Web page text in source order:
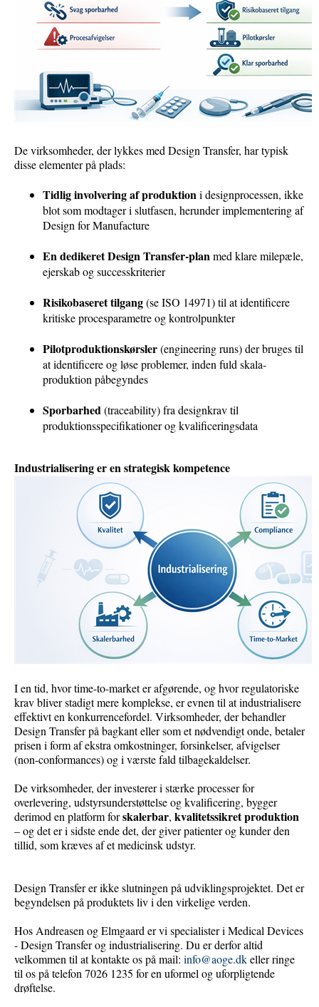
De virksomheder, der lykkes med Design Transfer, har typisk
disse elementer på plads:
Tidlig involvering af produktioni designprocessen, ikke
blot som modtager i slutfasen, herunder implementering af
Design for Manufacture
En dedikeret Design Transfer-planmed klare milepæle,
ejerskab og successkriterier
Risikobaseret tilgang(se ISO 14971) til at identificere
kritiske procesparametre og kontrolpunkter
Pilotproduktionskørsler(engineering runs) der bruges til
at identificere og løse problemer, inden fuld skala-
produktion påbegyndes
Sporbarhed(traceability) fra designkrav til
produktionsspecifikationer og kvalificeringsdata
Industrialisering er en strategisk kompetence
I en tid, hvor time-to-market er afgørende, og hvor regulatoriske
krav bliver stadigt mere komplekse, er evnen til at industrialisere
effektivt en konkurrencefordel. Virksomheder, der behandler
Design Transfer på bagkant eller som et nødvendigt onde, betaler
prisen i form af ekstra omkostninger, forsinkelser, afvigelser
(non-conformances) og i værste fald tilbagekaldelser.
De virksomheder, der investerer i stærke processer for
overlevering, udstyrs­understøttelse og kvalificering, bygger
derimod en platform forskalerbar, kvalitetssikret produktion
– og det er i sidste ende det, der giver patienter og kunder den
tillid, som kræves af et medicinsk udstyr.
Design Transfer er ikke slutningen på udviklingsprojektet. Det er
begyndelsen på produktets liv i den virkelige verden.
Hos Andreasen og Elmgaard er vi specialister i Medical Devices
- Design Transfer og industrialisering. Du er derfor altid
velkommen til at kontakte os på mail: info@aoge.dkeller ringe
til os på telefon 7026 1235 for en uformel og uforpligtende
drøftelse.